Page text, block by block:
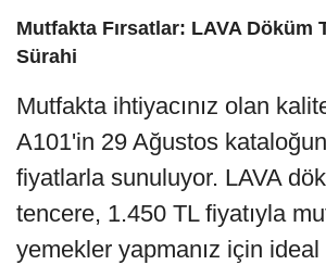
Mutfakta Fırsatlar: LAVA Döküm
Sürahi
Mutfakta ihtiyacınız olan
A101'in 29 Ağustos
fiyatlarla sunuluyor. LAVA
tencere, 1.450 TL fiyatıyla
yemekler yapmanız için